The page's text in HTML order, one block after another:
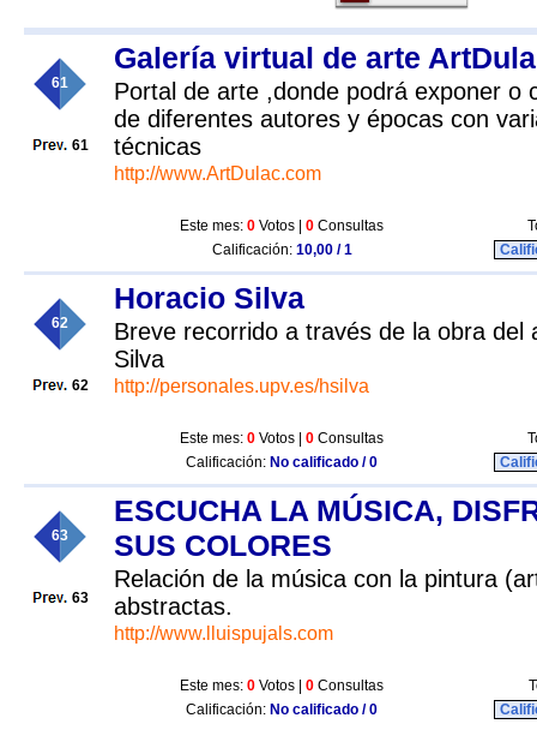
61
61
Galería virtual de arte
Portal de arte ,donde podrá exponer o
de diferentes autores y épocas con
técnicas
http://www.ArtDulac.com
Este mes: 0 Votos | 0 Consultas
Calificación: 10,00 / 1
62
62
Horacio Silva
Breve recorrido a través de la obra del
Silva
http://personales.upv.es/hsilva
Este mes: 0 Votos | 0 Consultas
Calificación: No calificado / 0
63
63
ESCUCHA LA MÚSICA,
SUS COLORES
Relación de la música con la pintura
abstractas.
http://www.lluispujals.com
Este mes: 0 Votos | 0 Consultas
Calificación: No calificado / 0